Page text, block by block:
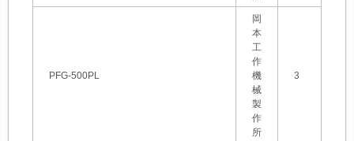
PFG-500PL
岡
本
工
作
機
械
製
作
所
3